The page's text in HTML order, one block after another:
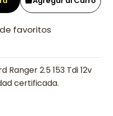
favoritos
Ranger 2.5 153 Tdi 12v
certificada.